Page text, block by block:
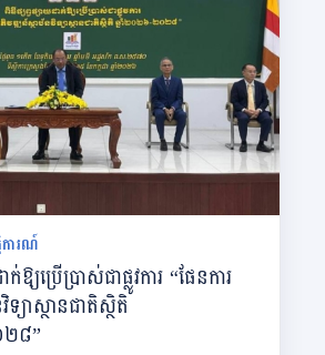
ការណ៍
ឱ្យប្រើប្រាស់ជាផ្លូវការ “ផែនការ
យាស្ថានជាតិស្ថិតិ
៨”